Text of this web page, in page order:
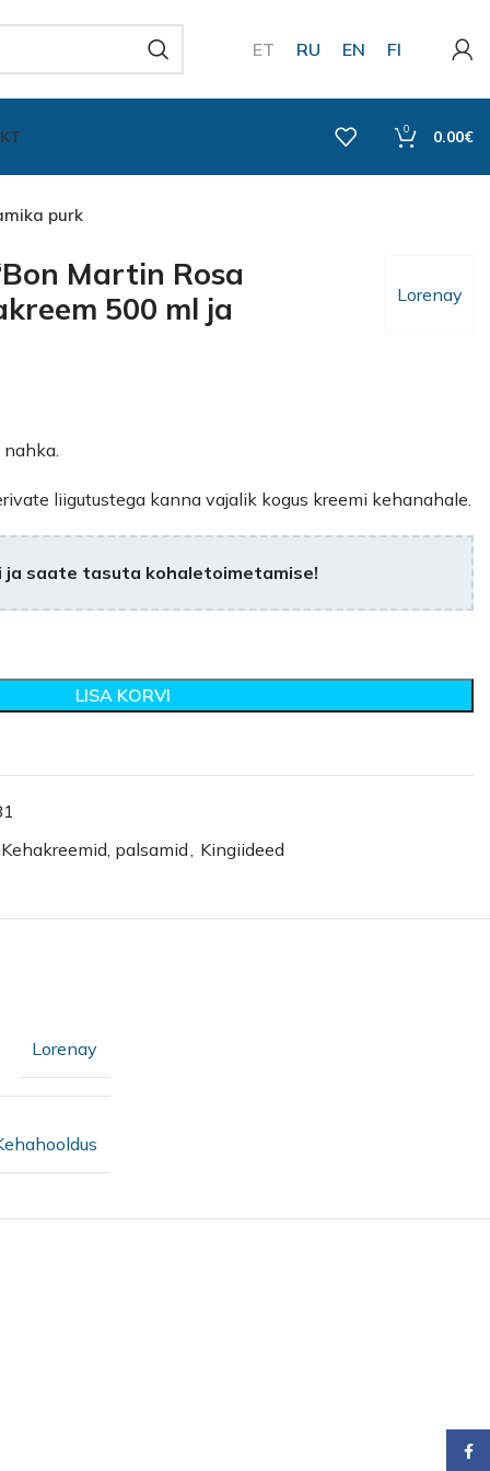
ET RU EN FI
0 0.00€
purk
Lorenay
Martin Rosa
500 ml ja
liigutustega kanna vajalik kogus kreemi kehanahale.
ja saate tasuta kohaletoimetamise!
LISA KORVI
Kehakreemid, palsamid, Kingiideed
Lorenay